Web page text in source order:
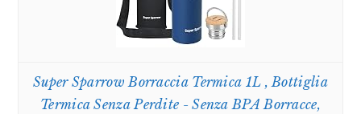
Super Sparrow Borraccia Termica 1L , Bottiglia
Termica Senza Perdite - Senza BPA Borracce,